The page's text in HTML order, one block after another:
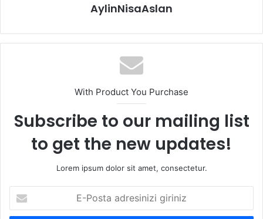
AylinNisaAslan
With Product You Purchase
Subscribe to our mailing list
to get the new updates!
Lorem ipsum dolor sit amet, consectetur.
Posta
adresinizi